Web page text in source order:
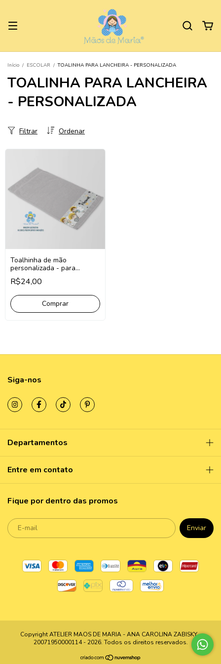
Início / ESCOLAR / TOALINHA PARA LANCHEIRA - PERSONALIZADA
TOALINHA PARA LANCHEIRA
- PERSONALIZADA
Ordenar
Filtrar
Toalhinha de mão
personalizada - para
lancheira
R$24,00
Comprar
Siga-nos
Departamentos
Entre em contato
Fique por dentro das promos
Copyright ATELIER MAOS DE MARIA - ANA CAROLINA ZABISKY -
20071950000114 - 2026. Todos os direitos reservados.